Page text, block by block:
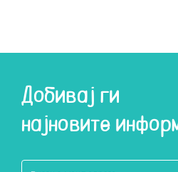
Добивај ги
најновите